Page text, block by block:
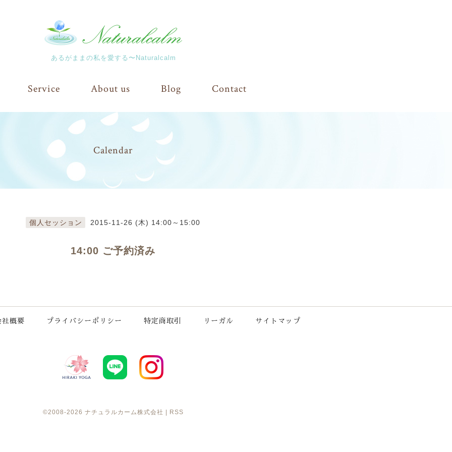
あるがままの私を愛する〜Naturalcalm
Service About us Blog Contact
Calendar
個人セッション 2015-11-26 (木) 14:00～15:00
14:00 ご予約済み
社概要 プライバシーポリシー 特定商取引 リーガル サイトマップ
©2008-2026 ナチュラルカーム株式会社 | RSS